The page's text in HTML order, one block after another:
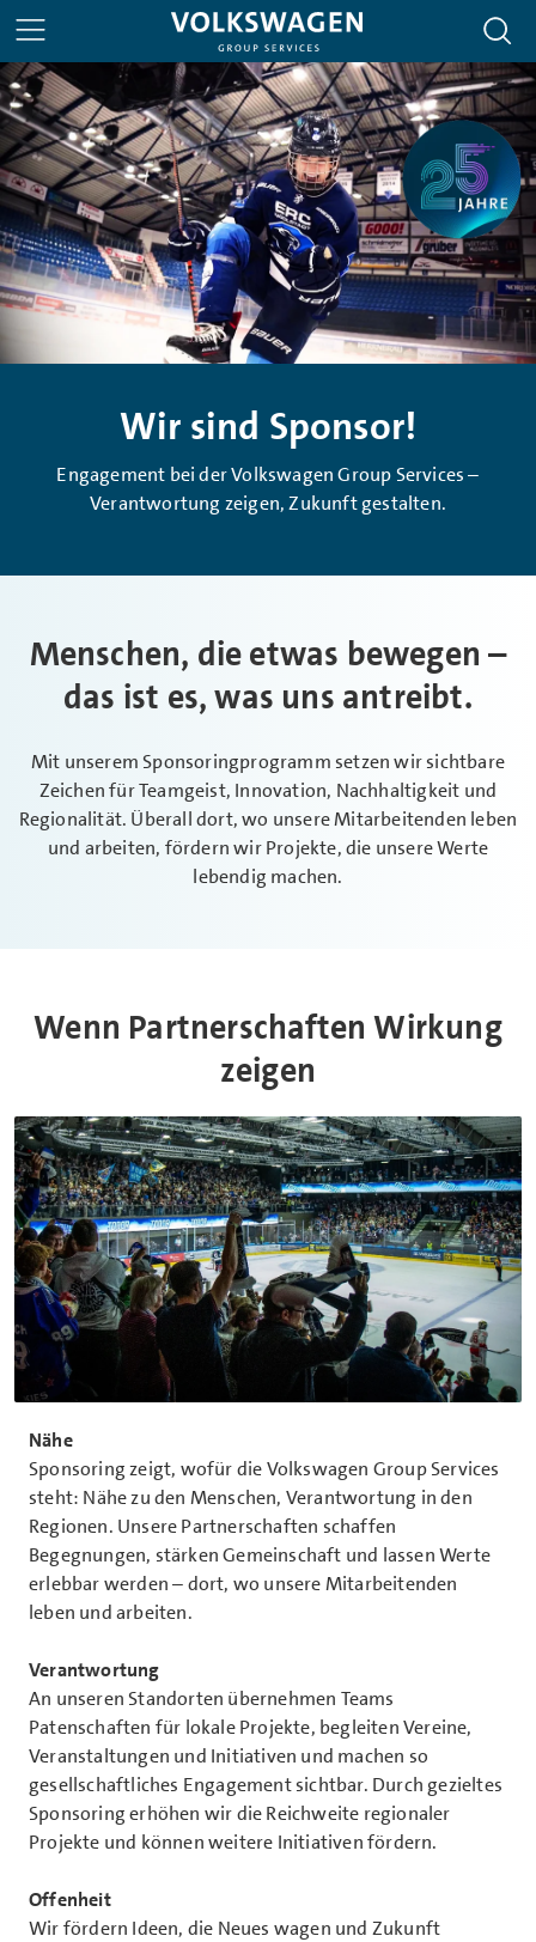
Wir sind Sponsor!
Engagement bei der Volkswagen Group Services –
Verantwortung zeigen, Zukunft gestalten.
Menschen, die etwas bewegen –
das ist es, was uns antreibt.
Mit unserem Sponsoringprogramm setzen wir sichtbare
Zeichen für Teamgeist, Innovation, Nachhaltigkeit und
Regionalität. Überall dort, wo unsere Mitarbeitenden leben
und arbeiten, fördern wir Projekte, die unsere Werte
lebendig machen.
Wenn Partnerschaften Wirkung
zeigen
Nähe
Sponsoring zeigt, wofür die Volkswagen Group Services
steht: Nähe zu den Menschen, Verantwortung in den
Regionen. Unsere Partnerschaften schaffen
Begegnungen, stärken Gemeinschaft und lassen Werte
erlebbar werden – dort, wo unsere Mitarbeitenden
leben und arbeiten.
Verantwortung
An unseren Standorten übernehmen Teams
Patenschaften für lokale Projekte, begleiten Vereine,
Veranstaltungen und Initiativen und machen so
gesellschaftliches Engagement sichtbar. Durch gezieltes
Sponsoring erhöhen wir die Reichweite regionaler
Projekte und können weitere Initiativen fördern.
Offenheit
Wir fördern Ideen, die Neues wagen und Zukunft